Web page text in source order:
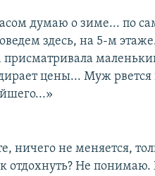
думаю о зиме... по
здесь, на 5-м
присматривала
цены... Муж рвется
ничего не меняется,
отдохнуть? Не